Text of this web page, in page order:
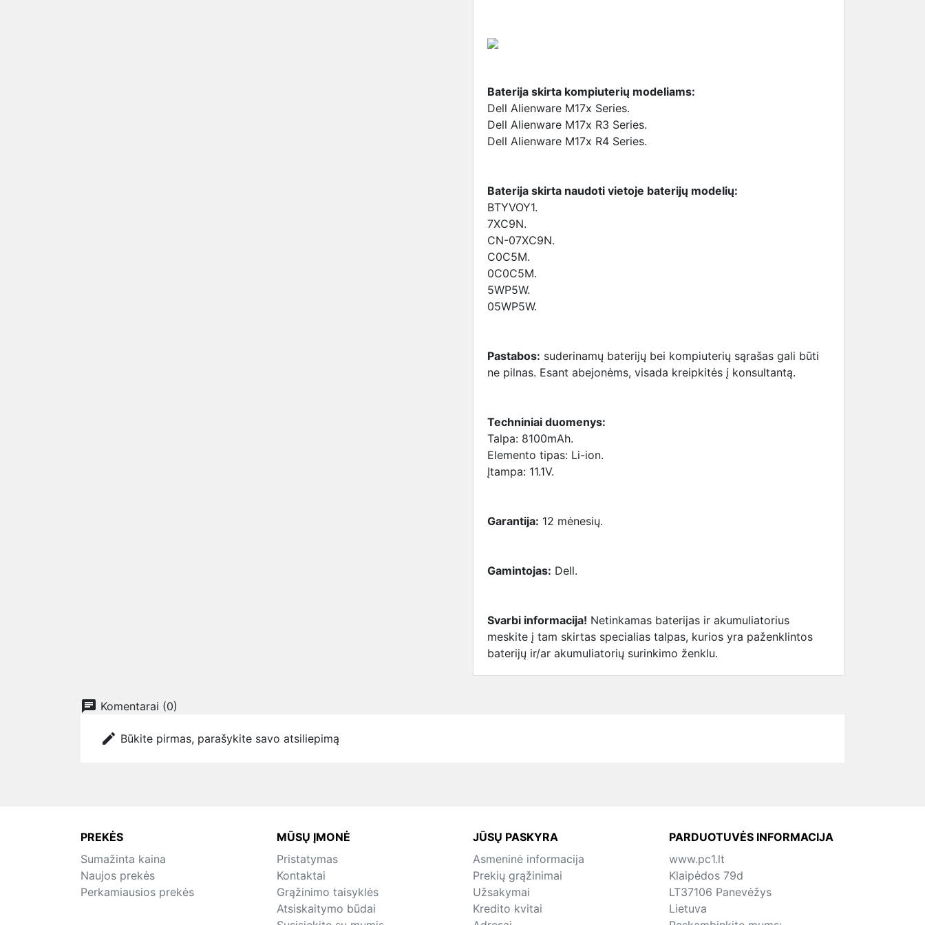
Baterija skirta kompiuterių modeliams:
Dell Alienware M17x Series.
Dell Alienware M17x R3 Series.
Dell Alienware M17x R4 Series.
Baterija skirta naudoti vietoje baterijų modelių:
BTYVOY1.
7XC9N.
CN-07XC9N.
C0C5M.
0C0C5M.
5WP5W.
05WP5W.
Pastabos: suderinamų baterijų bei kompiuterių sąrašas gali būti
ne pilnas. Esant abejonėms, visada kreipkitės į konsultantą.
Techniniai duomenys:
Talpa: 8100mAh.
Elemento tipas: Li-ion.
Įtampa: 11.1V.
Garantija: 12 mėnesių.
Gamintojas: Dell.
Svarbi informacija! Netinkamas baterijas ir akumuliatorius
meskite į tam skirtas specialias talpas, kurios yra paženklintos
baterijų ir/ar akumuliatorių surinkimo ženklu.
chat Komentarai (0)
edit Būkite pirmas, parašykite savo atsiliepimą
PREKĖS
Sumažinta kaina
Naujos prekės
Perkamiausios prekės
MŪSŲ ĮMONĖ
Pristatymas
Kontaktai
Grąžinimo taisyklės
Atsiskaitymo būdai
JŪSŲ PASKYRA
Asmeninė informacija
Prekių grąžinimai
Užsakymai
Kredito kvitai
PARDUOTUVĖS INFORMACIJA
www.pc1.lt
Klaipėdos 79d
LT37106 Panevėžys
Lietuva